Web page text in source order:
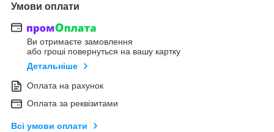
Умови оплати
Ви отримаєте замовлення
або гроші повернуться на вашу картку
Детальніше
Оплата на рахунок
Оплата за реквізитами
Всі умови оплати